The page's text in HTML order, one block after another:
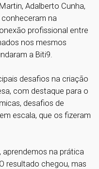
Adalberto Cunha,
na
profissional entre
nos mesmos
a Biti9.
desafios na criação
com destaque para o
desafios de
escala, que os fizeram
aprendemos na prática
resultado chegou, mas